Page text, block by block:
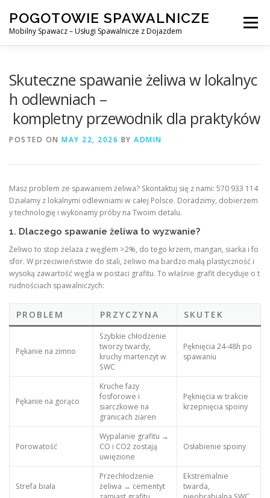
content
POGOTOWIE SPAWALNICZE
Mobilny Spawacz – Usługi Spawalnicze z Dojazdem
Menu
SPAWANIE MIG/MAG (GMAW) NASZE USŁUGI
Skuteczne spawanie żeliwa w lokalnyc
h odlewniach –
kompletny przewodnik dla praktyków
POSTED ON MAY 22, 2026 BY ADMIN
Masz problem ze spawaniem żeliwa? Skontaktuj się z nami: 570 933 114
Działamy z lokalnymi odlewniami w całej Polsce. Doradzimy, dobierzem
y technologię i wykonamy próby na Twoim detalu.
1. Dlaczego spawanie żeliwa to wyzwanie?
Żeliwo to stop żelaza z węglem >2%, do tego krzem, mangan, siarka i fo
sfor. W przeciwieństwie do stali, żeliwo ma bardzo małą plastyczność i
wysoką zawartość węgla w postaci grafitu. To właśnie grafit decyduje o t
rudnościach spawalniczych:
PROBLEM PRZYCZYNA SKUTEK
Pękanie na zimno
Szybkie chłodzenie
tworzy twardy,
kruchy martenzyt w
SWC
Pęknięcia 24-48h po
spawaniu
Pękanie na gorąco
Kruche fazy
fosforowe i
siarczkowe na
granicach ziaren
Pęknięcia w trakcie
krzepnięcia spoiny
Porowatość
Wypalanie grafitu →
CO i CO2 zostają
uwięzione
Osłabienie spoiny
Strefa biała
Przechłodzenie
żeliwa → cementyt
Ekstremalnie
twarda,